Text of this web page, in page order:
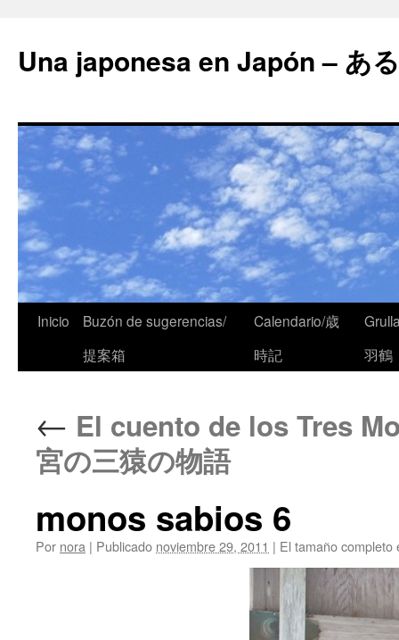
Una japonesa en Japón – あ
Inicio
Buzón de sugerencias/
提案箱
Calendario/歳
時記
羽鶴
← El cuento de los Tres
宮の三猿の物語
monos sabios 6
Por nora | Publicado noviembre 29, 2011 | El tamaño